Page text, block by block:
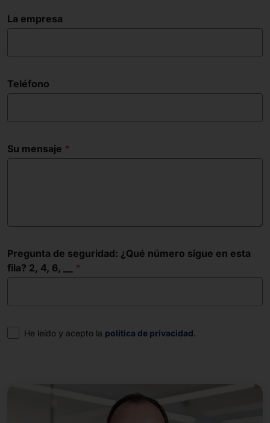
La empresa
Teléfono
Su mensaje
Pregunta de seguridad: ¿Qué número sigue en esta
fila? 2, 4, 6, __
Consentimiento
He leído y acepto la política de privacidad.